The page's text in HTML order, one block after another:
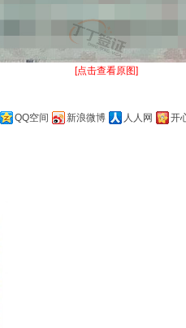
[点击查看原图]
QQ空间 新浪微博 人人网 开